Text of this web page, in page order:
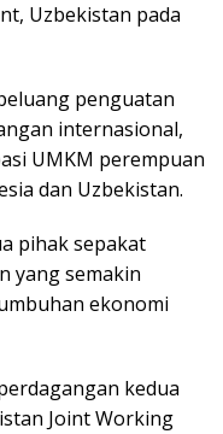
Uzbekistan pada
penguatan
internasional,
UMKM perempuan
dan Uzbekistan.
pihak sepakat
yang semakin
ekonomi
kedua
Joint Working